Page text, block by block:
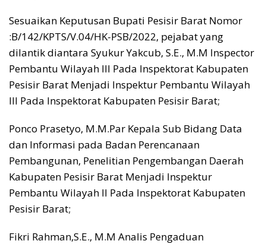
Sesuaikan Keputusan Bupati Pesisir Barat Nomor
:B/142/KPTS/V.04/HK-PSB/2022, pejabat yang
dilantik diantara Syukur Yakcub, S.E., M.M Inspector
Pembantu Wilayah III Pada Inspektorat Kabupaten
Pesisir Barat Menjadi Inspektur Pembantu Wilayah
III Pada Inspektorat Kabupaten Pesisir Barat;
Ponco Prasetyo, M.M.Par Kepala Sub Bidang Data
dan Informasi pada Badan Perencanaan
Pembangunan, Penelitian Pengembangan Daerah
Kabupaten Pesisir Barat Menjadi Inspektur
Pembantu Wilayah II Pada Inspektorat Kabupaten
Pesisir Barat;
Fikri Rahman,S.E., M.M Analis Pengaduan